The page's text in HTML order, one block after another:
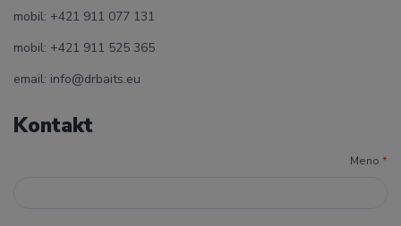
mobil: +421 911 077 131
mobil: +421 911 525 365
email: info@drbaits.eu
Kontakt
Meno *